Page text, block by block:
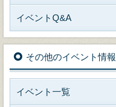
イベントQ&A
その他のイベント情報
イベント一覧